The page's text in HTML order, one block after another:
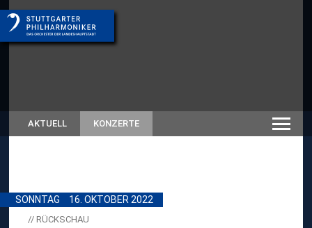
AKTUELL KONZERTE
SONNTAG 16. OKTOBER 2022
// RÜCKSCHAU